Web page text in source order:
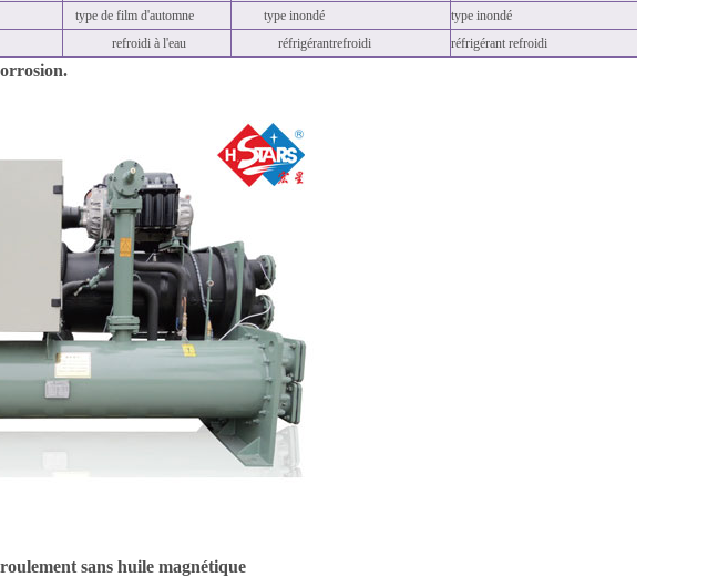
type de film d'automne type inondé
type inondé
refroidi à l'eau réfrigérantrefroidi réfrigérant refroidi
sans huile magnétique